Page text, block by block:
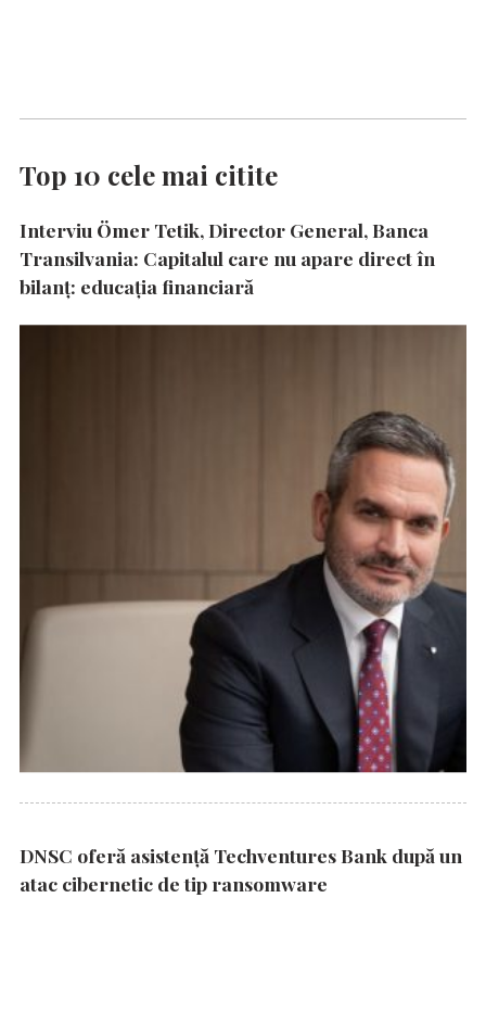
Top 10 cele mai citite
Interviu Ömer Tetik, Director General, Banca
Transilvania: Capitalul care nu apare direct în
bilanț: educația financiară
DNSC oferă asistență Techventures Bank după un
atac cibernetic de tip ransomware